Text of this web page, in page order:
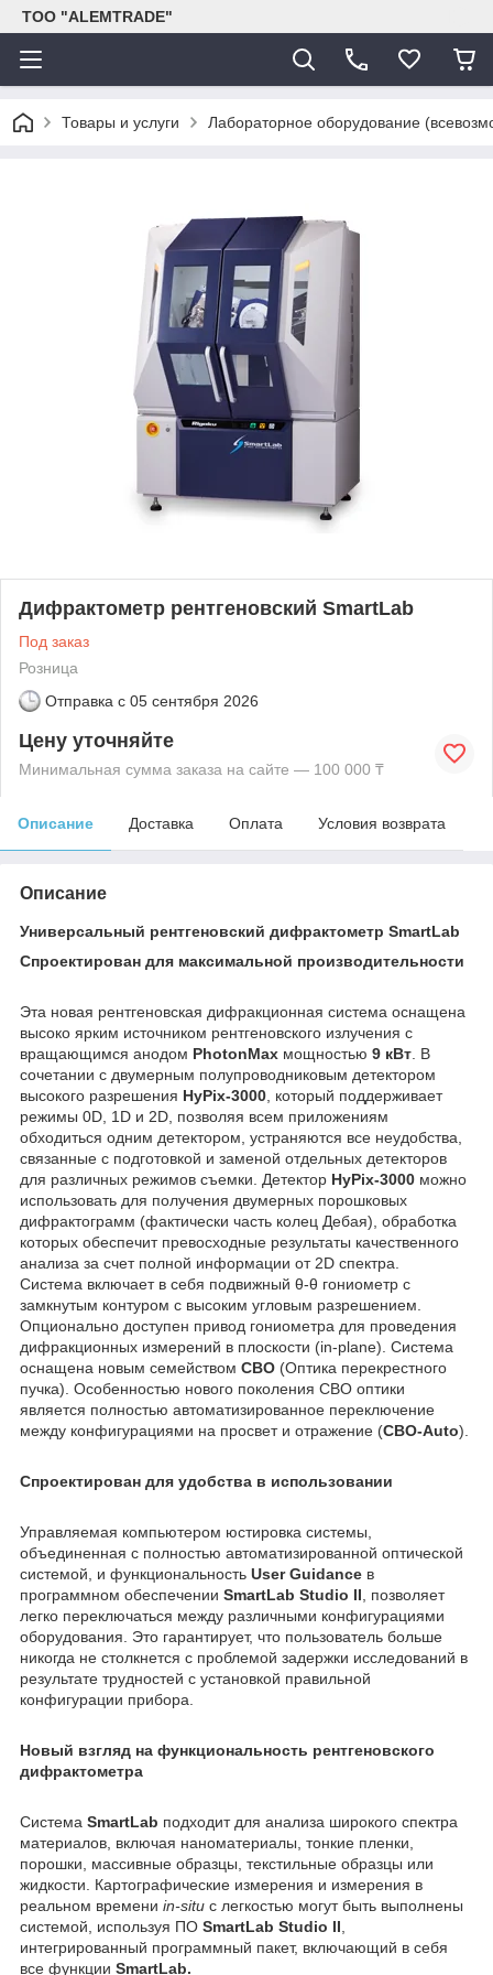
ТОО "ALEMTRADE"
Товары и услуги Лабораторное оборудование
Дифрактометр рентгеновский SmartLab
Под заказ
Розница
Отправка с 05 сентября 2026
Цену уточняйте
Минимальная сумма заказа на сайте — 100 000 ₸
Описание Доставка Оплата Условия возврата
Описание
Универсальный рентгеновский дифрактометр SmartLab
Спроектирован для максимальной производительности
Эта новая рентгеновская дифракционная система оснащена
высоко ярким источником рентгеновского излучения с
вращающимся анодом PhotonMax мощностью 9 кВт . В
сочетании с двумерным полупроводниковым детектором
высокого разрешения HyPix-3000 , который поддерживает
режимы 0D, 1D и 2D, позволяя всем приложениям
обходиться одним детектором, устраняются все неудобства,
связанные с подготовкой и заменой отдельных детекторов
для различных режимов съемки. Детектор HyPix-3000 можно
использовать для получения двумерных порошковых
дифрактограмм (фактически часть колец Дебая), обработка
которых обеспечит превосходные результаты качественного
анализа за счет полной информации от 2D спектра.
Система включает в себя подвижный θ-θ гониометр с
замкнутым контуром с высоким угловым разрешением.
Опционально доступен привод гониометра для проведения
дифракционных измерений в плоскости (in-plane). Система
оснащена новым семейством CBO (Оптика перекрестного
пучка). Особенностью нового поколения CBO оптики
является полностью автоматизированное переключение
между конфигурациями на просвет и отражение (CBO-Auto).
Спроектирован для удобства в использовании
Управляемая компьютером юстировка системы,
объединенная с полностью автоматизированной оптической
системой, и функциональность User Guidance в
программном обеспечении SmartLab Studio II , позволяет
легко переключаться между различными конфигурациями
оборудования. Это гарантирует, что пользователь больше
никогда не столкнется с проблемой задержки исследований в
результате трудностей с установкой правильной
конфигурации прибора.
Новый взгляд на функциональность рентгеновского
дифрактометра
Система SmartLab подходит для анализа широкого спектра
материалов, включая наноматериалы, тонкие пленки,
порошки, массивные образцы, текстильные образцы или
жидкости. Картографические измерения и измерения в
реальном времени in-situ с легкостью могут быть выполнены
системой, используя ПО SmartLab Studio II
интегрированный программный пакет, включающий в себя
все функции SmartLab.